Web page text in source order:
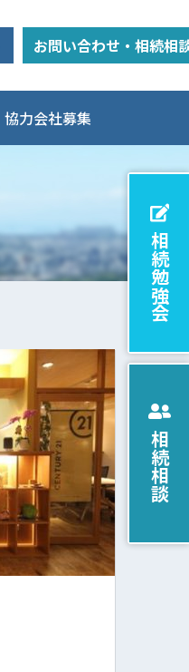
お問い合わせ・相続相
協力会社募集
相続勉強会
相続相談